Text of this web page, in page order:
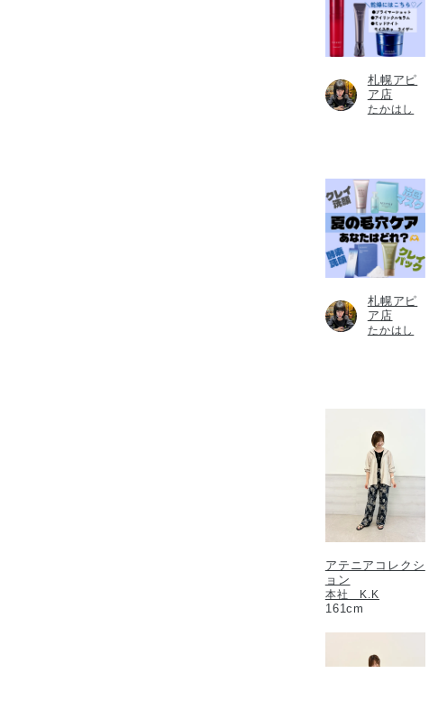
札幌アピ
ア店
たかはし
札幌アピ
ア店
たかはし
アテニアコレクシ
ョン
本社 K.K
161cm